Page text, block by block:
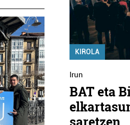
KIROLA
Irun
BAT eta